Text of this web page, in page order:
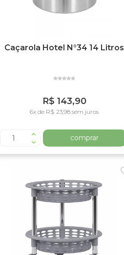
Caçarola Hotel N°34 14 Litros
R$ 143,90
6x de R$ 23,98 sem juros
comprar